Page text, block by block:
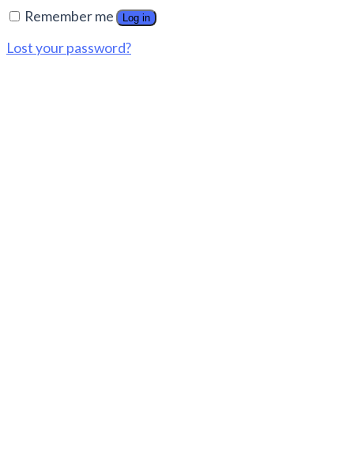
Remember me Log in
Lost your password?